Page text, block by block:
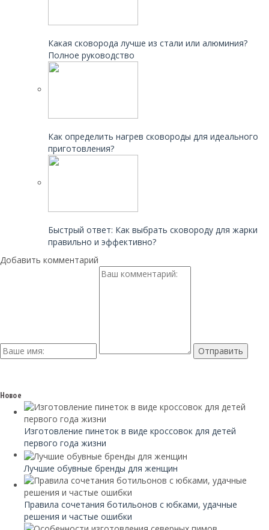
Какая сковорода лучше из стали или алюминия?
Полное руководство
Как определить нагрев сковороды для идеального
приготовления?
Быстрый ответ: Как выбрать сковороду для жарки
правильно и эффективно?
Добавить комментарий
Новое
Изготовление пинеток в виде кроссовок для детей
первого года жизни
Лучшие обувные бренды для женщин
Правила сочетания ботильонов с юбками, удачные
решения и частые ошибки